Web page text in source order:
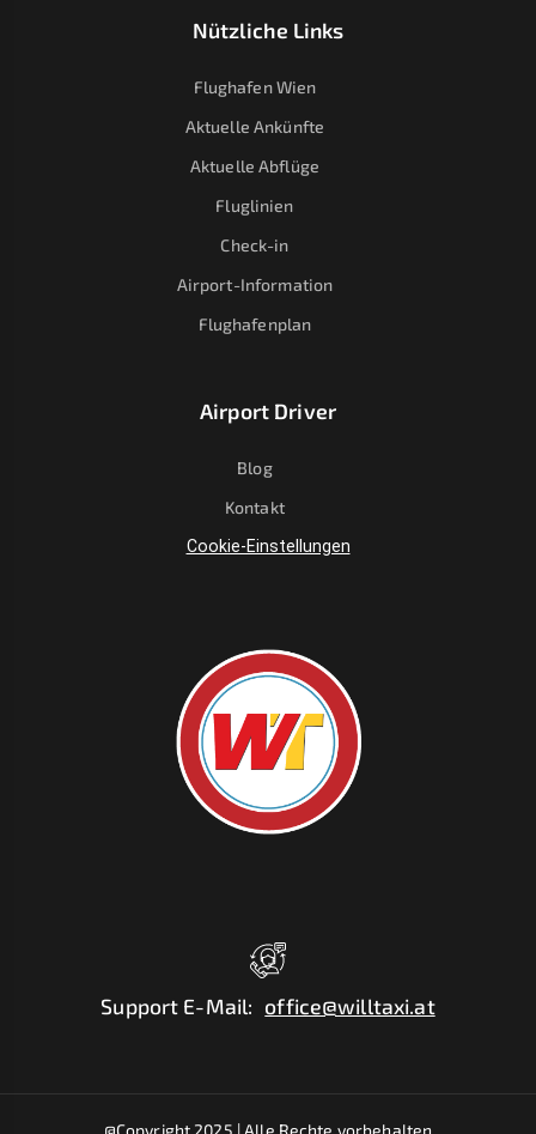
Nützliche Links
Flughafen Wien
Aktuelle Ankünfte
Aktuelle Abflüge
Fluglinien
Check-in
Airport-Information
Flughafenplan
Airport Driver
Blog
Kontakt
Cookie-Einstellungen
Support E-Mail: office@willtaxi.at